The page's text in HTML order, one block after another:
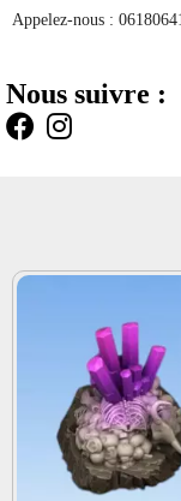
Appelez-nous :
Nous suivre :